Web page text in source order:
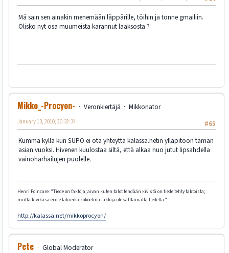
Mä sain sen ainakin menemään läppärille, töihin ja tonne gmailiin.
Olisko nyt osa muumeista karannut laaksosta ?
Mikko_-Procyon- Veronkiertäjä
Mikkonator
#65
January 13, 2010, 20:32:34
Kumma kyllä kun SUPO ei ota yhteyttä kalassa.netin ylläpitoon tämän
asian vuoksi. Hivenen kuulostaa siltä, että alkaa nuo jutut lipsahdella
vainoharhailujen puolelle.
Henri Poincare: "Tiede on faktoja; aivan kuten talot tehdään kivistä on tiede tehty faktoista;
mutta kivikasa ei ole talo eikä kokoelma faktoja ole välttämättä tiedettä."
http://kalassa.net/mikkoprocyon/
Pete
Global Moderator